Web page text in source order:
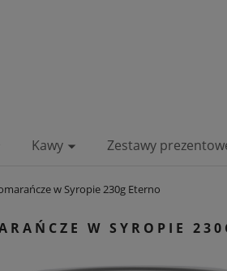
Kawy Zestawy
w Syropie 230g Eterno
W SYROPIE